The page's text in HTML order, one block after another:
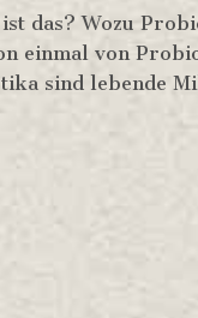
das? Wozu
einmal von
sind lebende